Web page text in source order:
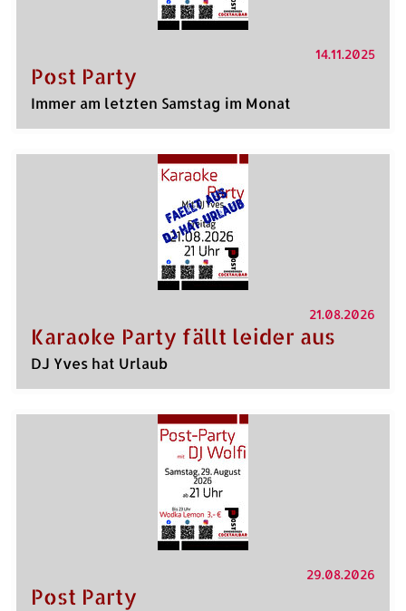
14.11.2025
Post Party
Immer am letzten Samstag im Monat
21.08.2026
Karaoke Party fällt leider aus
DJ Yves hat Urlaub
29.08.2026
Post Party